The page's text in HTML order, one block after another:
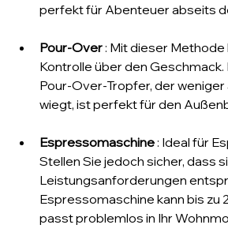
perfekt für Abenteuer abseits
Pour-Over : Mit dieser Methode
Kontrolle über den Geschmack.
Pour-Over-Tropfer, der weniger
wiegt, ist perfekt für den
Espressomaschine : Ideal für
Stellen Sie jedoch sicher, dass
Leistungsanforderungen
Espressomaschine kann bis zu
passt problemlos in Ihr